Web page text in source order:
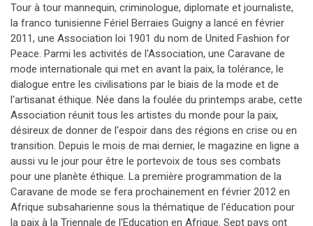
Tour à tour mannequin, criminologue, diplomate et journaliste,
la franco tunisienne Fériel Berraies Guigny a lancé en février
2011, une Association loi 1901 du nom de United Fashion for
Peace. Parmi les activités de l'Association, une Caravane de
mode internationale qui met en avant la paix, la tolérance, le
dialogue entre les civilisations par le biais de la mode et de
l'artisanat éthique. Née dans la foulée du printemps arabe, cette
Association réunit tous les artistes du monde pour la paix,
désireux de donner de l'espoir dans des régions en crise ou en
transition. Depuis le mois de mai dernier, le magazine en ligne a
aussi vu le jour pour être le portevoix de tous ses combats
pour une planète éthique. La première programmation de la
Caravane de mode se fera prochainement en février 2012 en
Afrique subsaharienne sous la thématique de l'éducation pour
la paix à la Triennale de l'Education en Afrique. Sept pays ont